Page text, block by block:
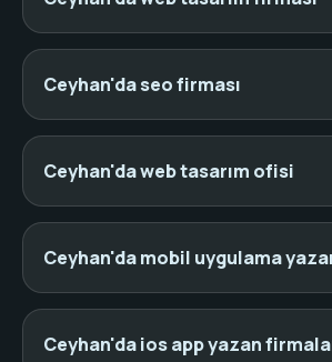
Ceyhan'da seo firması
Ceyhan'da web tasarım ofisi
Ceyhan'da mobil uygulama
Ceyhan'da ios app yazan